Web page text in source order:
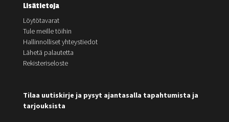
Lisätietoja
Löytötavarat
Tule meille töihin
Hallinnolliset yhteystiedot
Lähetä palautetta
Rekisteriseloste
Tilaa uutiskirje ja pysyt ajantasalla tapahtumista ja
tarjouksista